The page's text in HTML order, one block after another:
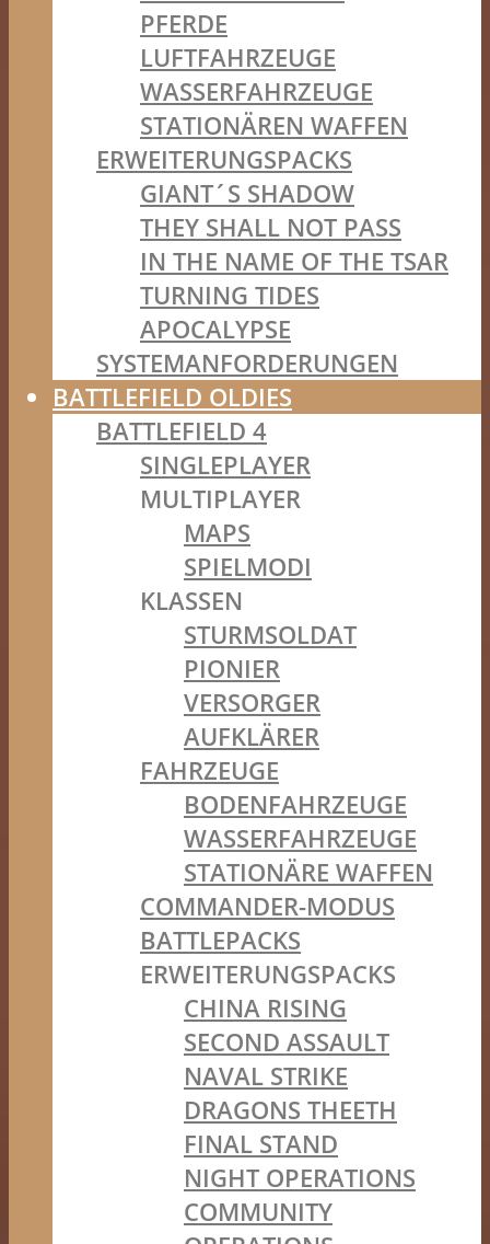
PFERDE
LUFTFAHRZEUGE
WASSERFAHRZEUGE
STATIONÄREN WAFFEN
ERWEITERUNGSPACKS
GIANT´S SHADOW
THEY SHALL NOT PASS
IN THE NAME OF THE TSAR
TURNING TIDES
APOCALYPSE
SYSTEMANFORDERUNGEN
BATTLEFIELD OLDIES
BATTLEFIELD 4
SINGLEPLAYER
MULTIPLAYER
MAPS
SPIELMODI
KLASSEN
STURMSOLDAT
PIONIER
VERSORGER
AUFKLÄRER
FAHRZEUGE
BODENFAHRZEUGE
WASSERFAHRZEUGE
STATIONÄRE WAFFEN
COMMANDER-MODUS
BATTLEPACKS
ERWEITERUNGSPACKS
CHINA RISING
SECOND ASSAULT
NAVAL STRIKE
DRAGONS THEETH
FINAL STAND
NIGHT OPERATIONS
COMMUNITY